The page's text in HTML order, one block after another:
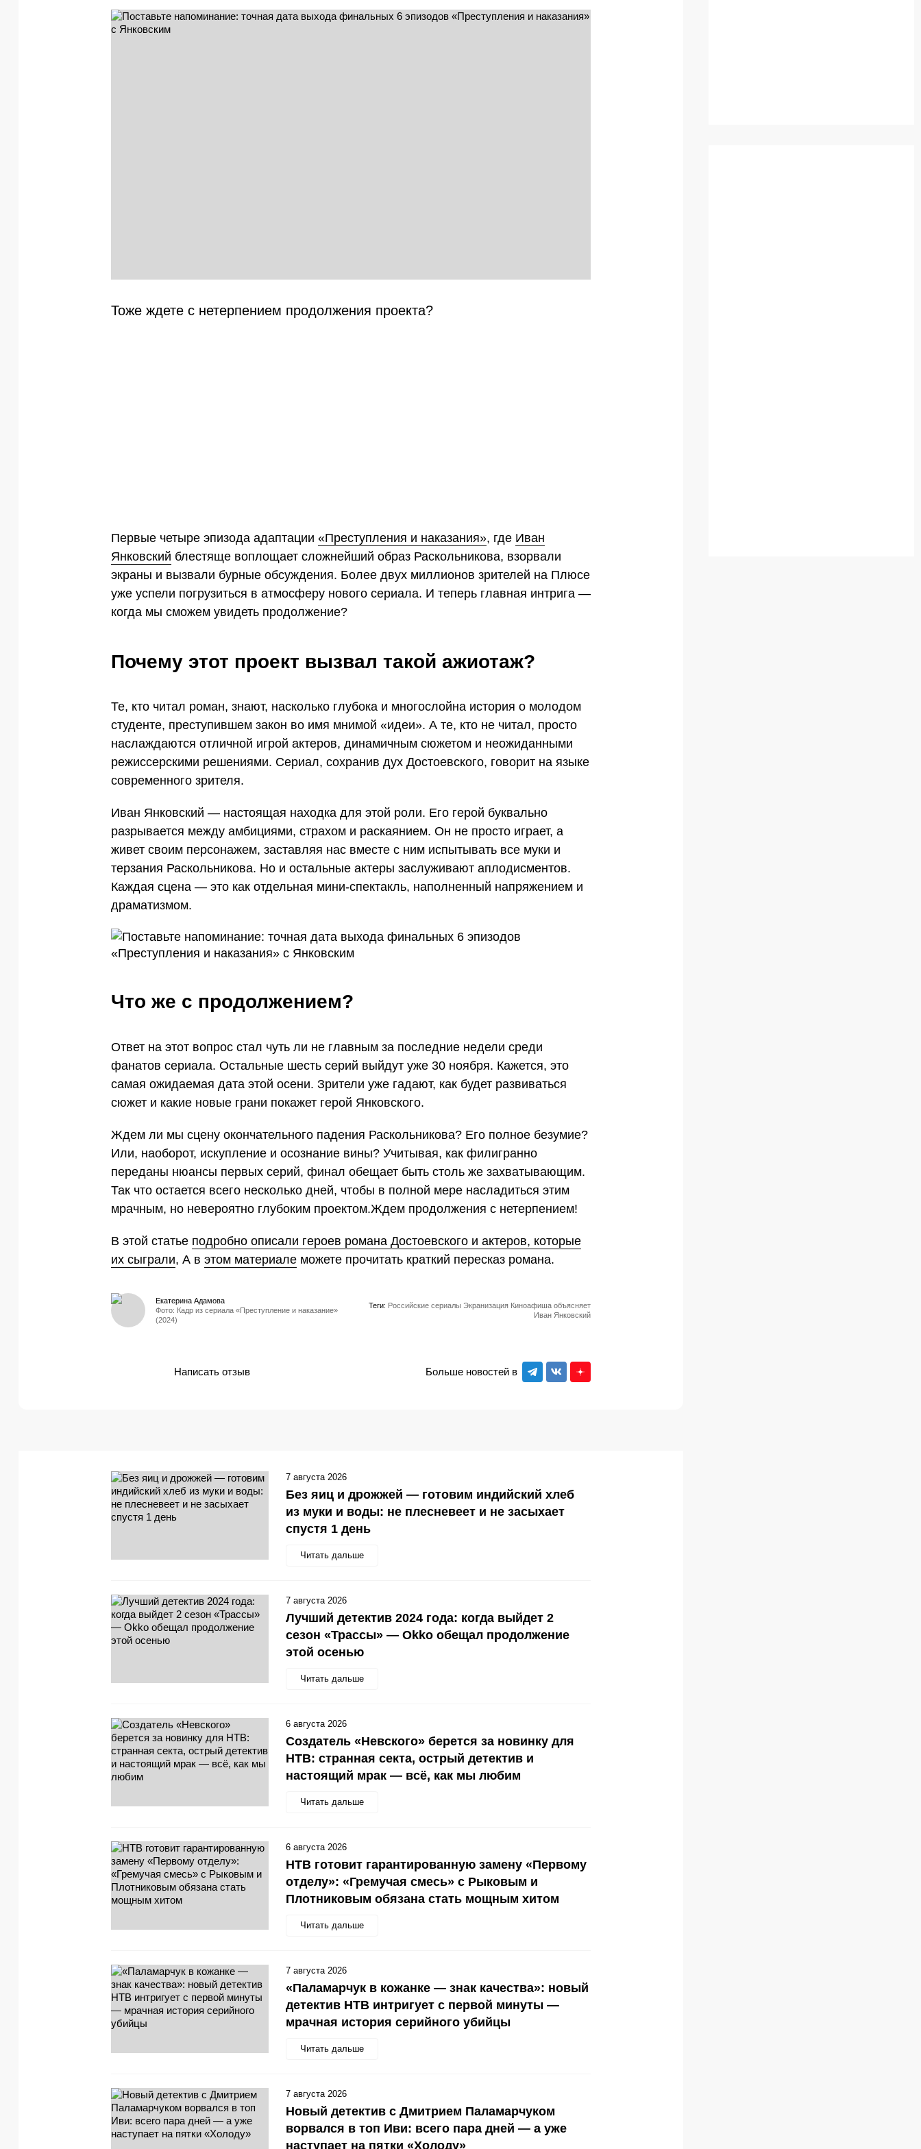
Тоже ждете с нетерпением продолжения проекта?
Первые четыре эпизода адаптации «Преступления и наказания», где Иван
Янковский блестяще воплощает сложнейший образ Раскольникова, взорвали
экраны и вызвали бурные обсуждения. Более двух миллионов зрителей на Плюсе
уже успели погрузиться в атмосферу нового сериала. И теперь главная интрига —
когда мы сможем увидеть продолжение?
Почему этот проект вызвал такой ажиотаж?
Те, кто читал роман, знают, насколько глубока и многослойна история о молодом
студенте, преступившем закон во имя мнимой «идеи». А те, кто не читал, просто
наслаждаются отличной игрой актеров, динамичным сюжетом и неожиданными
режиссерскими решениями. Сериал, сохранив дух Достоевского, говорит на языке
современного зрителя.
Иван Янковский — настоящая находка для этой роли. Его герой буквально
разрывается между амбициями, страхом и раскаянием. Он не просто играет, а
живет своим персонажем, заставляя нас вместе с ним испытывать все муки и
терзания Раскольникова. Но и остальные актеры заслуживают аплодисментов.
Каждая сцена — это как отдельная мини-спектакль, наполненный напряжением и
драматизмом.
Что же с продолжением?
Ответ на этот вопрос стал чуть ли не главным за последние недели среди
фанатов сериала. Остальные шесть серий выйдут уже 30 ноября. Кажется, это
самая ожидаемая дата этой осени. Зрители уже гадают, как будет развиваться
сюжет и какие новые грани покажет герой Янковского.
Ждем ли мы сцену окончательного падения Раскольникова? Его полное безумие?
Или, наоборот, искупление и осознание вины? Учитывая, как филигранно
переданы нюансы первых серий, финал обещает быть столь же захватывающим.
Так что остается всего несколько дней, чтобы в полной мере насладиться этим
мрачным, но невероятно глубоким проектом.Ждем продолжения с нетерпением!
В этой статье подробно описали героев романа Достоевского и актеров, которые
их сыграли, А в этом материале можете прочитать краткий пересказ романа.
Фото: Кадр из сериала «Преступление и наказание»
(2024)
Екатерина Адамова
Теги: Российские сериалы Экранизация Киноафиша объясняет
Иван Янковский
Больше новостей в
Написать отзыв
Без яиц и дрожжей — готовим индийский хлеб
из муки и воды: не плесневеет и не засыхает
спустя 1 день
Читать дальше
7 августа 2026
Лучший детектив 2024 года: когда выйдет 2
сезон «Трассы» — Okko обещал продолжение
этой осенью
Читать дальше
7 августа 2026
Создатель «Невского» берется за новинку для
НТВ: странная секта, острый детектив и
настоящий мрак — всё, как мы любим
Читать дальше
6 августа 2026
НТВ готовит гарантированную замену «Первому
отделу»: «Гремучая смесь» с Рыковым и
Плотниковым обязана стать мощным хитом
Читать дальше
6 августа 2026
«Паламарчук в кожанке — знак качества»: новый
детектив НТВ интригует с первой минуты —
мрачная история серийного убийцы
Читать дальше
7 августа 2026
Новый детектив с Дмитрием Паламарчуком
ворвался в топ Иви: всего пара дней — а уже
наступает на пятки «Холоду»
7 августа 2026